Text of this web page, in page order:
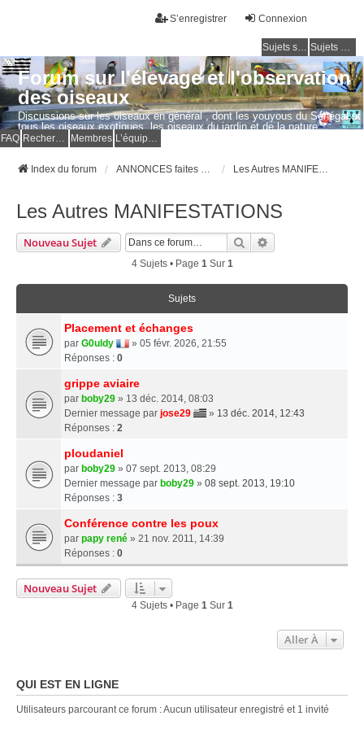
Connexion
S’enregistrer
Sujets sans réponse Sujets actifs
Forum sur l'élevage et l'observation
des oiseaux
Discussions sur les oiseaux en général , dont les youyous du Sénégal et
tous les oiseaux exotiques, les oiseaux du jardin et de la nature.
Questions, photos, expériences.
FAQ Membres
Index du forum
Les Autres MANIFESTATIONS
Nouveau Sujet Rechercher
4 Sujets • Page 1 Sur 1
Sujets
Placement et échanges
par G0uldy
» 05 févr. 2026, 21:55
Réponses : 0
grippe aviaire
par boby29 » 13 déc. 2014, 08:03
Dernier message par jose29 » 13 déc. 2014, 12:43
Réponses : 2
ploudaniel
par boby29 » 07 sept. 2013, 08:29
Dernier message par boby29 » 08 sept. 2013, 19:10
Réponses : 3
Conférence contre les poux
par papy rené » 21 nov. 2011, 14:39
Réponses : 0
Nouveau Sujet
4 Sujets • Page 1 Sur 1
Aller À
QUI EST EN LIGNE
Utilisateurs parcourant ce forum : Aucun utilisateur enregistré et 1 invité